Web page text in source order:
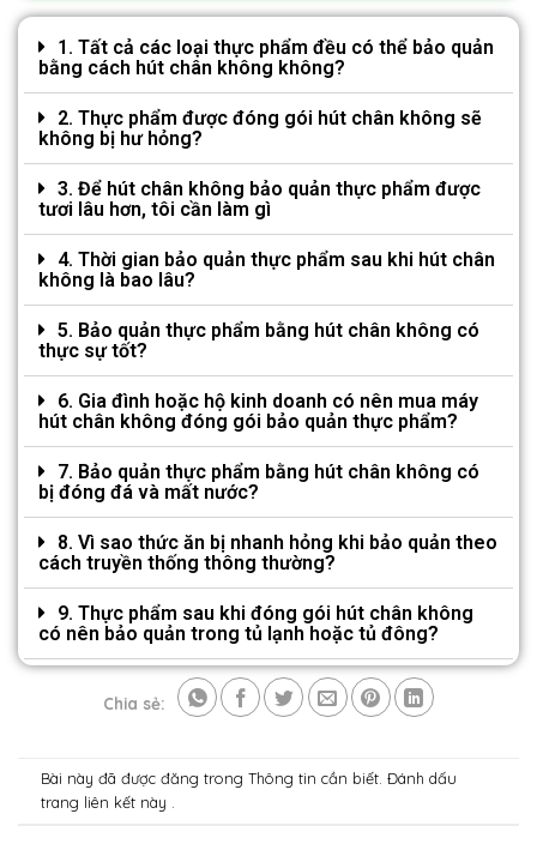
1. Tất cả các loại thực phẩm đều có thể bảo quản
bằng cách hút chân không không?
2. Thực phẩm được đóng gói hút chân không sẽ
không bị hư hỏng?
3. Để hút chân không bảo quản thực phẩm được
tươi lâu hơn, tôi cần làm gì
4. Thời gian bảo quản thực phẩm sau khi hút chân
không là bao lâu?
5. Bảo quản thực phẩm bằng hút chân không có
thực sự tốt?
6. Gia đình hoặc hộ kinh doanh có nên mua máy
hút chân không đóng gói bảo quản thực phẩm?
7. Bảo quản thực phẩm bằng hút chân không có
bị đóng đá và mất nước?
8. Vì sao thức ăn bị nhanh hỏng khi bảo quản theo
cách truyền thống thông thường?
9. Thực phẩm sau khi đóng gói hút chân không
có nên bảo quản trong tủ lạnh hoặc tủ đông?
Chia sẻ:
Bài này đã được đăng trongThông tin cần biết . Đánh dấu
trang liên kết này .